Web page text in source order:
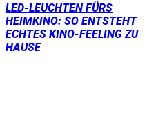
LED-LEUCHTEN FÜRS
HEIMKINO: SO ENTSTEHT
ECHTES KINO-FEELING ZU
HAUSE